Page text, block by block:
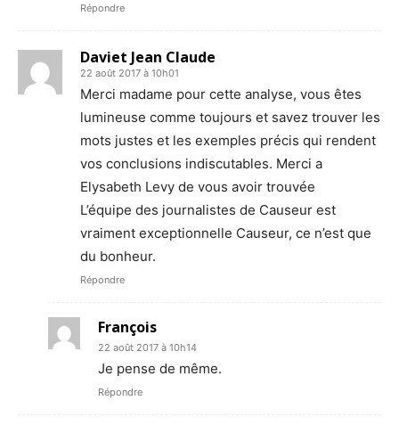
Répondre
Daviet Jean Claude
22 août 2017 à 10h01
Merci madame pour cette analyse, vous êtes
lumineuse comme toujours et savez trouver les
mots justes et les exemples précis qui rendent
vos conclusions indiscutables. Merci a
Elysabeth Levy de vous avoir trouvée
L’équipe des journalistes de Causeur est
vraiment exceptionnelle Causeur, ce n’est que
du bonheur.
Répondre
François
22 août 2017 à 10h14
Je pense de même.
Répondre